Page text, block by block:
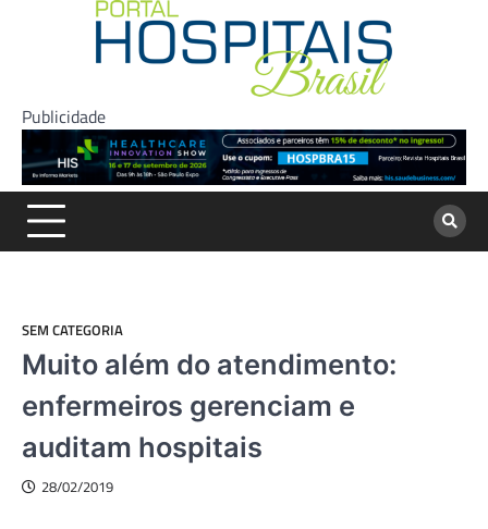
Publicidade
SEM CATEGORIA
Muito além do atendimento:
enfermeiros gerenciam e
auditam hospitais
28/02/2019